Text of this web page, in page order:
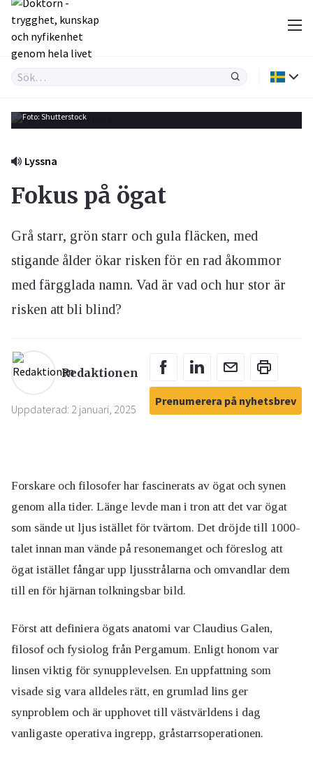
Foto: Shutterstock
Lyssna
Fokus på ögat
Grå starr, grön starr och gula fläcken, med
stigande ålder ökar risken för en rad åkommor
med färgglada namn. Vad är vad och hur stor är
risken att bli blind?
Redaktionen
Uppdaterad: 2 januari, 2025
Prenumerera på nyhetsbrev
Forskare och filosofer har fascinerats av ögat och synen
genom alla tider. Länge levde man i tron att det var ögat
som sände ut ljus istället för tvärtom. Det dröjde till 1000-
talet innan man vände på resonemanget och föreslog att
ögat istället fångar upp ljusstrålarna och omvandlar dem
till en för hjärnan tolkningsbar bild.
Först att definiera ögats anatomi var Claudius Galen,
filosof och fysiolog från Pergamum. Enligt honom var
linsen viktig för synupplevelsen. En uppfattning som
visade sig vara alldeles rätt, en grumlad lins ger
synproblem och är upphovet till västvärldens i dag
vanligaste operativa ingrepp, gråstarrsoperationen.